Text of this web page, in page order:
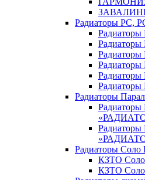
Радиаторы РС,
Радиаторы
Радиаторы
Радиаторы
Радиаторы
Радиаторы
Радиаторы
Радиаторы
КЗТО Соло
КЗТО